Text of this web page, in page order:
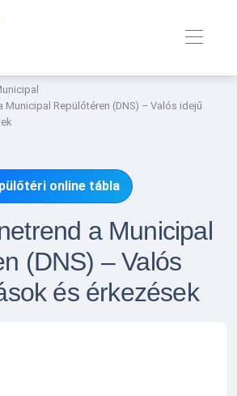
Municipal Repülőtéren (DNS) – Valós idejű
online tábla
a Municipal
(DNS) – Valós
és érkezések